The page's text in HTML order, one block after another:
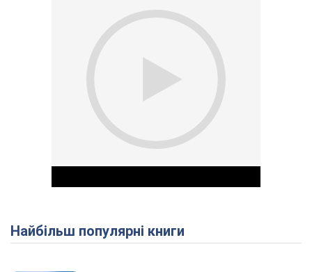
Найбільш популярні книги